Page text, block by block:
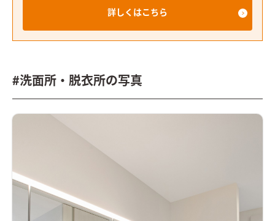
詳しくはこちら
#洗面所・脱衣所の写真